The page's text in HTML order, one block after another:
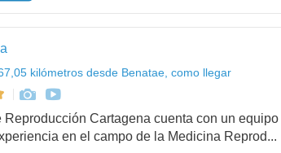
kilómetros desde Benatae, como llegar
Reproducción Cartagena cuenta con un
en el campo de la Medicina Reprod...